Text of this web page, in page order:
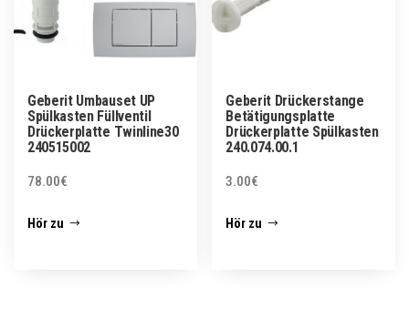
Geberit Umbauset UP
Spülkasten Füllventil
Drückerplatte Twinline30
240515002
78.00€
Hör zu
Geberit Drückerstange
Betätigungsplatte
Drückerplatte Spülkasten
240.074.00.1
3.00€
Hör zu